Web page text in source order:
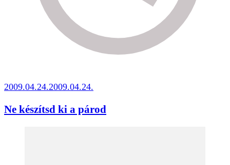
2009.04.24.2009.04.24.
Ne készítsd ki a párod